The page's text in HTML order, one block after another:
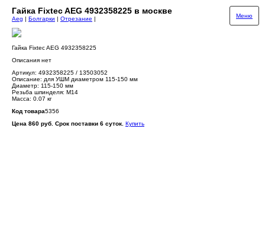
Гайка Fixtec AEG 4932358225 в москве
Меню
Aeg | Болгарки | Отрезание |
Гайка Fixtec AEG 4932358225
Описания нет
Артикул: 4932358225 / 13503052
Описание: для УШМ диаметром 115-150 мм
Диаметр: 115-150 мм
Резьба шпинделя: M14
Масса: 0.07 кг
Код товара5356
Цена 860 руб. Срок поставки 6 суток. Купить